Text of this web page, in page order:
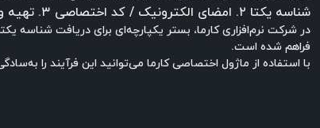
شناسه یکتا ۲. امضای الکترونیک / کد اختصاصی ۳. تهیه و راه‌اندازی ماژول نرم‌افزاری جهت ارسال اطلاعات به سرویس مالیاتی.
در شرکت نرم‌افزاری کارما، بستر یکپارچه‌ای برای دریافت شناسه
فراهم شده است.
با استفاده از ماژول اختصاصی کارما می‌توانید این فرآیند را